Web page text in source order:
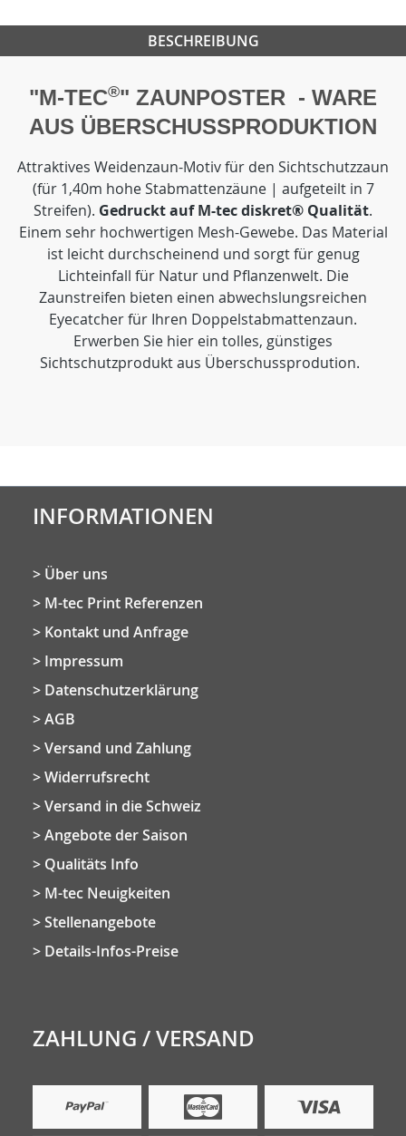
BESCHREIBUNG
"M-TEC®" ZAUNPOSTER - WARE
AUS ÜBERSCHUSSPRODUKTION
Attraktives Weidenzaun-Motiv für den Sichtschutzzaun
(für 1,40m hohe Stabmattenzäune | aufgeteilt in 7
Streifen). Gedruckt auf M-tec diskret® Qualität.
Einem sehr hochwertigen Mesh-Gewebe. Das Material
ist leicht durchscheinend und sorgt für genug
Lichteinfall für Natur und Pflanzenwelt. Die
Zaunstreifen bieten einen abwechslungsreichen
Eyecatcher für Ihren Doppelstabmattenzaun.
Erwerben Sie hier ein tolles, günstiges
Sichtschutzprodukt aus Überschussprodution.
INFORMATIONEN
Über uns
M-tec Print Referenzen
Kontakt und Anfrage
Impressum
Datenschutzerklärung
AGB
Versand und Zahlung
Widerrufsrecht
Versand in die Schweiz
Angebote der Saison
Qualitäts Info
M-tec Neuigkeiten
Stellenangebote
Details-Infos-Preise
ZAHLUNG / VERSAND